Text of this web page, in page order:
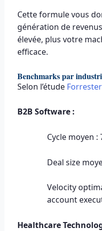
Cette formule vous
génération de
élevée, plus votre
efficace.
Benchmarks par
Selon l’étude
B2B Software :
Cycle moyen :
Deal size
Velocity
account
Healthcare